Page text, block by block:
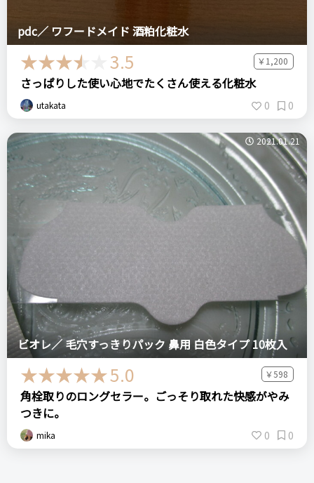
pdc／ ワフードメイド 酒粕化粧水
3.5 ￥1,200
さっぱりした使い心地でたくさん使える化粧水
utakata 0 0
2021.01.21
ビオレ／ 毛穴すっきりパック 鼻用 白色タイプ 10枚入
5.0 ￥598
角栓取りのロングセラー。ごっそり取れた快感がやみ
つきに。
mika 0 0